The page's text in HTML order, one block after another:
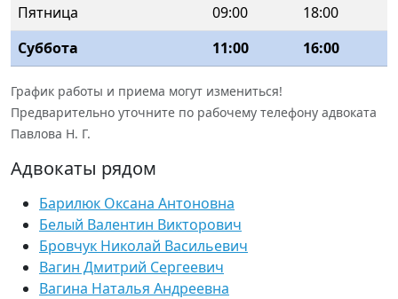
Пятница
09:00
18:00
Суббота
11:00 16:00
График работы и приема могут измениться!
Предварительно уточните по рабочему телефону адвоката
Павлова Н. Г.
Адвокаты рядом
Барилюк Оксана Антоновна
Белый Валентин Викторович
Бровчук Николай Васильевич
Вагин Дмитрий Сергеевич
Вагина Наталья Андреевна